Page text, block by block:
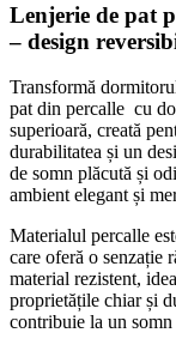
Lenjerie de pat
– design
Transformă
pat din percalle cu
superioară, creată
durabilitatea și un
de somn plăcută și
ambient elegant și
Materialul percalle
care oferă o senzație
material rezistent,
proprietățile chiar și
contribuie la un